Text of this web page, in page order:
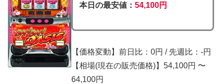
本日の最安値： 54,100円
【価格変動】前日比：0円 / 先週比：-円
【相場(現在の販売価格)】54,100円 〜
64,100円